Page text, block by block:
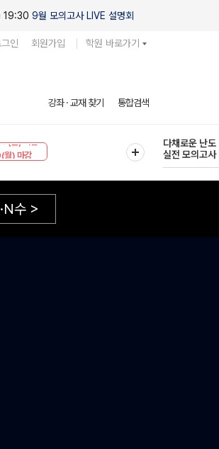
19:30 9월 모의고사 LIVE 설명회
인 회원가입 학원 바로가기
강좌 · 교재 찾기 통합검색
) 마감
다채로운 난도
실전 모의고사
수 >